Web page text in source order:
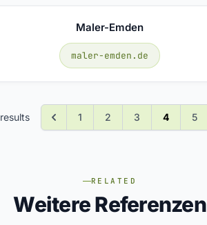
Maler-Emden
maler-emden.de
results 1 2 3 4 5
RELATED
Weitere Referenzen